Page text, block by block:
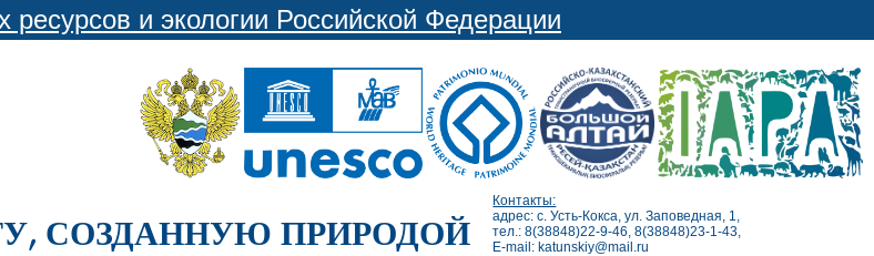
ресурсов и экологии Российской Федерации
СОЗДАННУЮ ПРИРОДОЙ
Контакты:
адрес: с. Усть-Кокса, ул. Заповедная, 1,
тел.: 8(38848)22-9-46, 8(38848)23-1-43,
E-mail: katunskiy@mail.ru